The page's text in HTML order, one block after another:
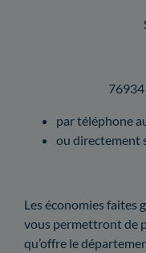
76934
par téléphone
ou directement
Les économies faites
vous permettront de
qu’offre le